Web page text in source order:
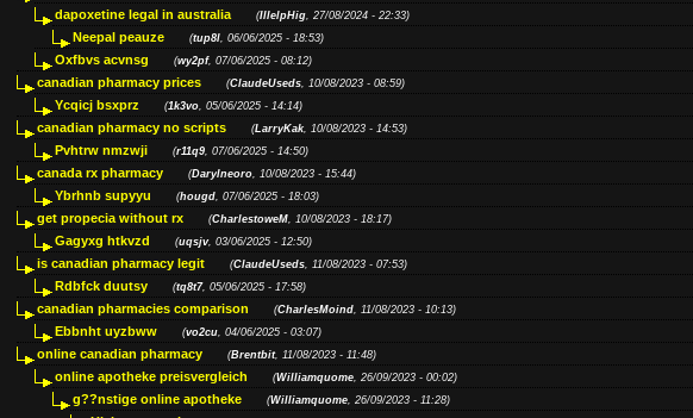
dapoxetine legal in australia (IllelpHig, 27/08/2024 - 22:33)
Neepal peauze (tup8l, 06/06/2025 - 18:53)
Oxfbvs acvnsg (wy2pf, 07/06/2025 - 08:12)
canadian pharmacy prices (ClaudeUseds, 10/08/2023 - 08:59)
Ycqicj bsxprz (1k3vo, 05/06/2025 - 14:14)
canadian pharmacy no scripts (LarryKak, 10/08/2023 - 14:53)
Pvhtrw nmzwji (r11q9, 07/06/2025 - 14:50)
canada rx pharmacy (Darylneoro, 10/08/2023 - 15:44)
Ybrhnb supyyu (hougd, 07/06/2025 - 18:03)
get propecia without rx (CharlestoweM, 10/08/2023 - 18:17)
Gagyxg htkvzd (uqsjv, 03/06/2025 - 12:50)
is canadian pharmacy legit (ClaudeUseds, 11/08/2023 - 07:53)
Rdbfck duutsy (tq8t7, 05/06/2025 - 17:58)
canadian pharmacies comparison (CharlesMoind, 11/08/2023 - 10:13)
Ebbnht uyzbww (vo2cu, 04/06/2025 - 03:07)
online canadian pharmacy (Brentbit, 11/08/2023 - 11:48)
online apotheke preisvergleich (Williamquome, 26/09/2023 - 00:02)
g??nstige online apotheke (Williamquome, 26/09/2023 - 11:28)